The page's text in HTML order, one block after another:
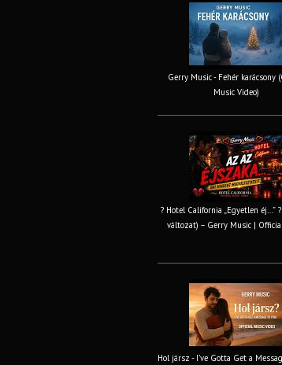
Gerry Music - Fehér karácsony
Music Video)
? Hotel California „Egyetlen éj…”
változat) – Gerry Music |
Hol jársz - I've Gotta Get a